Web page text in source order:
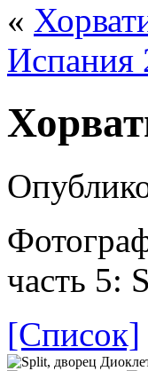
«
Испания
часть 5:
[Список]